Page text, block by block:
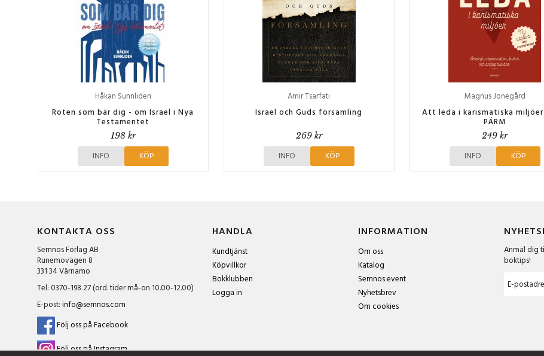
Håkan Sunnliden
Roten som bär dig - om Israel i Nya
Testamentet
198 kr
INFO KÖP
Amir Tsarfati
Israel och Guds församling
269 kr
INFO KÖP
Magnus Jonegård
Att leda i karismatiska miljöer
PÄRM
249 kr
INFO KÖP
KONTAKTA OSS
Semnos Förlag AB
Runemovägen 8
331 34 Värnamo
Tel: 0370-198 27 (ord. tider må-on 10.00-12.00)
E-post:info@semnos.com
Följ oss på Facebook
Följ oss på Instagram
HANDLA
Kundtjänst
Köpvillkor
Bokklubben
Logga in
INFORMATION
Om oss
Katalog
Semnos event
Nyhetsbrev
Om cookies
Anmäl dig
boktips!